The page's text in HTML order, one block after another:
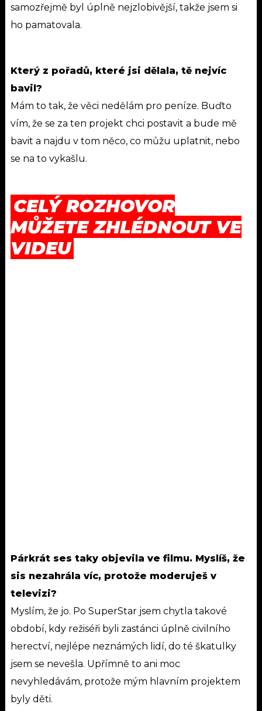
samozřejmě byl úplně nejzlobivější, takže jsem si
ho pamatovala.
Který z pořadů, které jsi dělala, tě nejvíc
bavil?
Mám to tak, že věci nedělám pro peníze. Buďto
vím, že se za ten projekt chci postavit a bude mě
bavit a najdu v tom něco, co můžu uplatnit, nebo
se na to vykašlu.
CELÝ ROZHOVOR
MŮŽETE ZHLÉDNOUT VE
VIDEU
Párkrát ses taky objevila ve filmu. Myslíš, že
sis nezahrála víc, protože moderuješ v
televizi?
Myslím, že jo. Po SuperStar jsem chytla takové
období, kdy režiséři byli zastánci úplně civilního
herectví, nejlépe neznámých lidí, do té škatulky
jsem se nevešla. Upřímně to ani moc
nevyhledávám, protože mým hlavním projektem
byly děti.